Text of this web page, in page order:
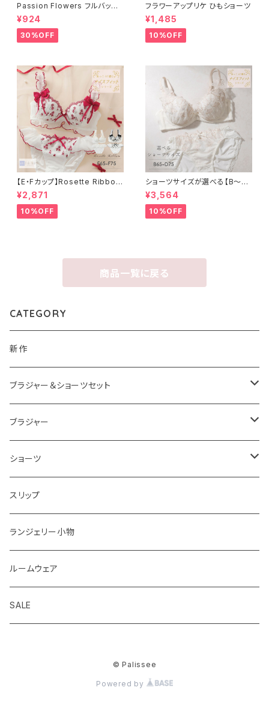
Passion Flowers フルバック
ショーツ
¥924
30%OFF
フラワーアップリケ ひもショーツ
¥1,485
10%OFF
【E・Fカップ】Rosette Ribbon
ブラ＆ショーツ
¥2,871
10%OFF
ショーツサイズが選べる【B〜D】
フラワーアップリケ ブラ＆ショー
ツ
¥3,564
10%OFF
商品一覧に戻る
CATEGORY
新作
ブラジャー＆ショーツセット
ブラジャー＆ショーツセットすべて
ナイスフィットシリーズ ブラジャー＆ショーツセット
ショーツサイズが選べる ブラジャー＆ショーツセット
2,000円以下ブラジャー＆ショーツセット
華奢Tブラジャー＆ショーツセット
脇高ブラジャー＆ショーツセット
ブラジャー＆ショーツ＋Tバックショーツ3点セット
ブラジャー
ブラジャーすべて
ストラップレスブラ
着瘦せブラ
ショーツ
ショーツすべて
ノーマル
ひもショーツ
Tショーツ
スリップ
ランジェリー小物
ルームウェア
SALE
© Palissee
Powered by